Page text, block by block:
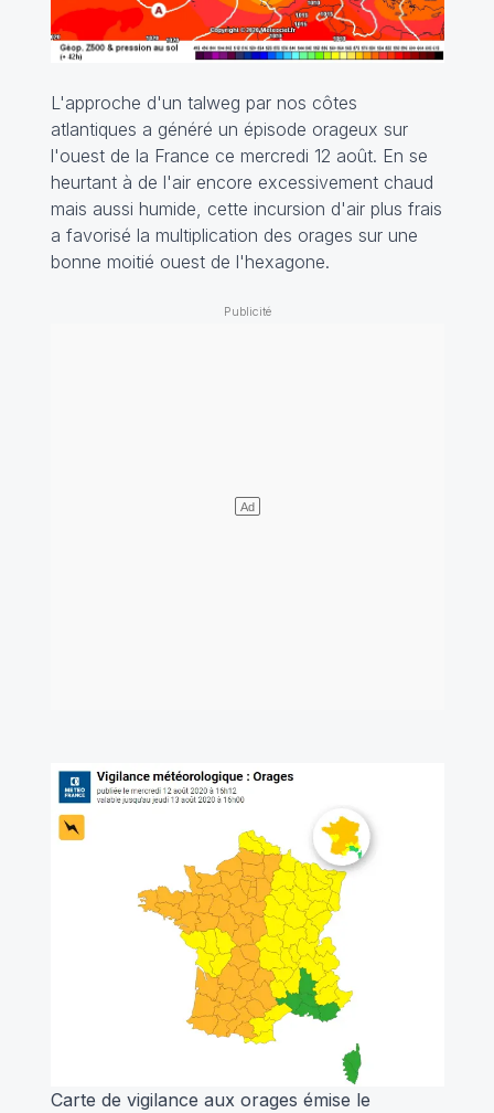
L'approche d'un talweg par nos côtes
atlantiques a généré un épisode orageux sur
l'ouest de la France ce mercredi 12 août. En se
heurtant à de l'air encore excessivement chaud
mais aussi humide, cette incursion d'air plus frais
a favorisé la multiplication des orages sur une
bonne moitié ouest de l'hexagone.
Carte de vigilance aux orages émise le